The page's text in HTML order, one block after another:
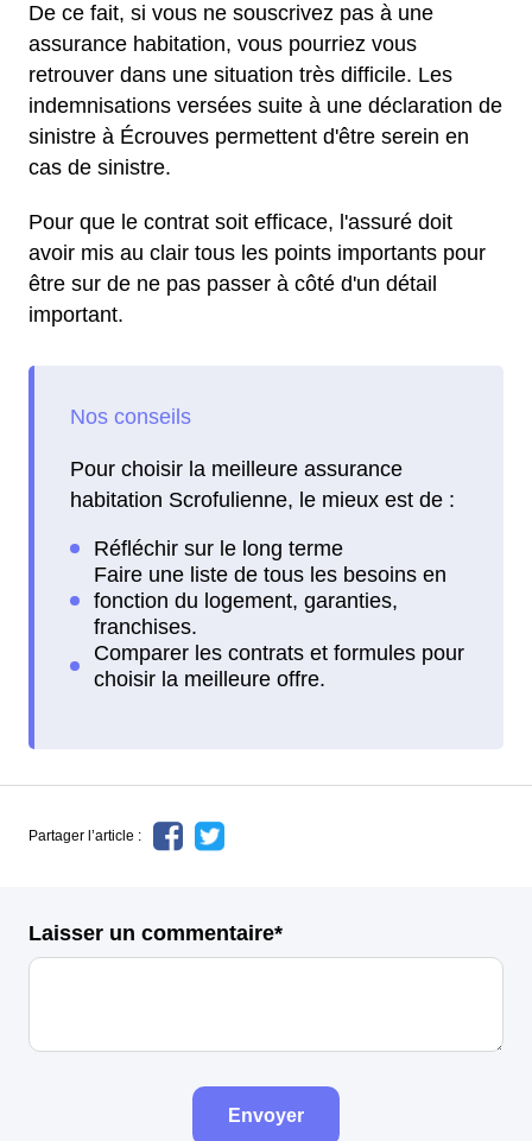
De ce fait, si vous ne souscrivez pas à une
assurance habitation, vous pourriez vous
retrouver dans une situation très difficile. Les
indemnisations versées suite à une déclaration de
sinistre à Écrouves permettent d'être serein en
cas de sinistre.
Pour que le contrat soit efficace, l'assuré doit
avoir mis au clair tous les points importants pour
être sur de ne pas passer à côté d'un détail
important.
Pour choisir la meilleure assurance
habitation Scrofulienne, le mieux est de :
Partager l’article :
Laisser un commentaire*
Envoyer